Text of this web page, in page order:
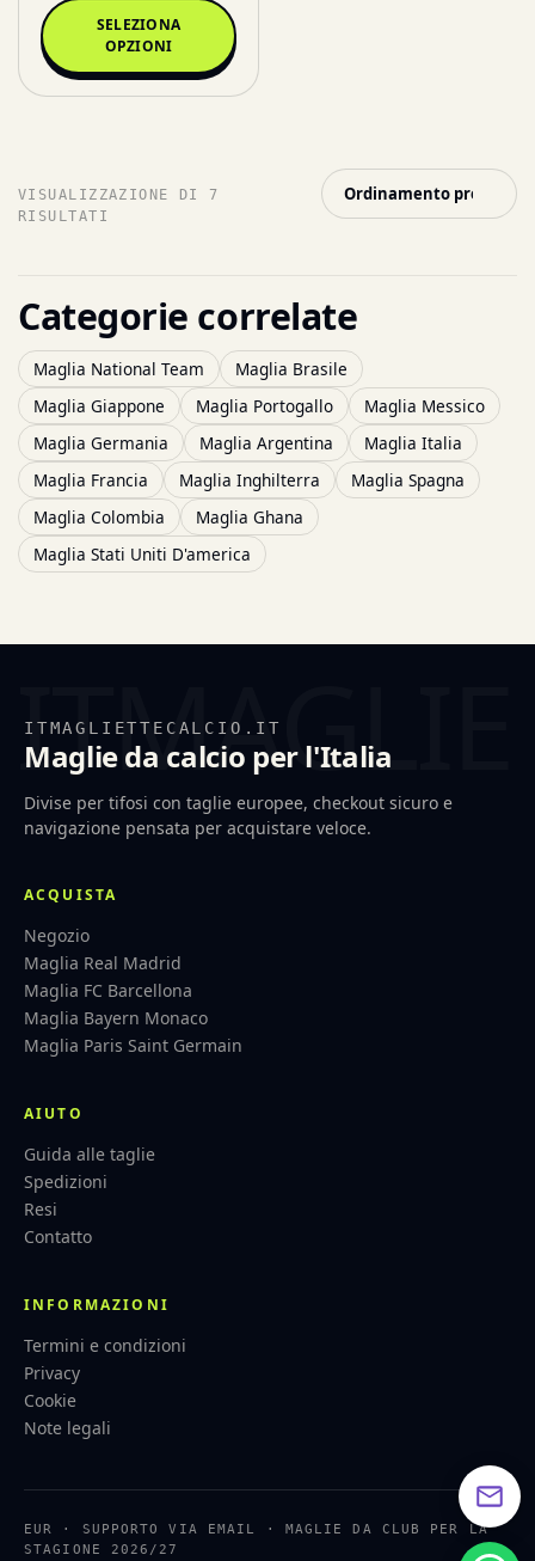
SELEZIONA
OPZIONI
VISUALIZZAZIONE DI 7
RISULTATI
Categorie correlate
Maglia National Team
Maglia Brasile
Maglia Giappone
Maglia Portogallo
Maglia Messico
Maglia Germania
Maglia Argentina
Maglia Italia
Maglia Francia
Maglia Inghilterra
Maglia Spagna
Maglia Colombia
Maglia Ghana
Maglia Stati Uniti D'america
ITMAGLIETTECALCIO.IT
Maglie da calcio per l'Italia
Divise per tifosi con taglie europee, checkout sicuro e
navigazione pensata per acquistare veloce.
ACQUISTA
Negozio
Maglia Real Madrid
Maglia FC Barcellona
Maglia Bayern Monaco
Maglia Paris Saint Germain
AIUTO
Guida alle taglie
Spedizioni
Resi
Contatto
INFORMAZIONI
Termini e condizioni
Privacy
Cookie
Note legali
EUR · SUPPORTO VIA EMAIL · MAGLIE DA CLUB PER LA
STAGIONE 2026/27